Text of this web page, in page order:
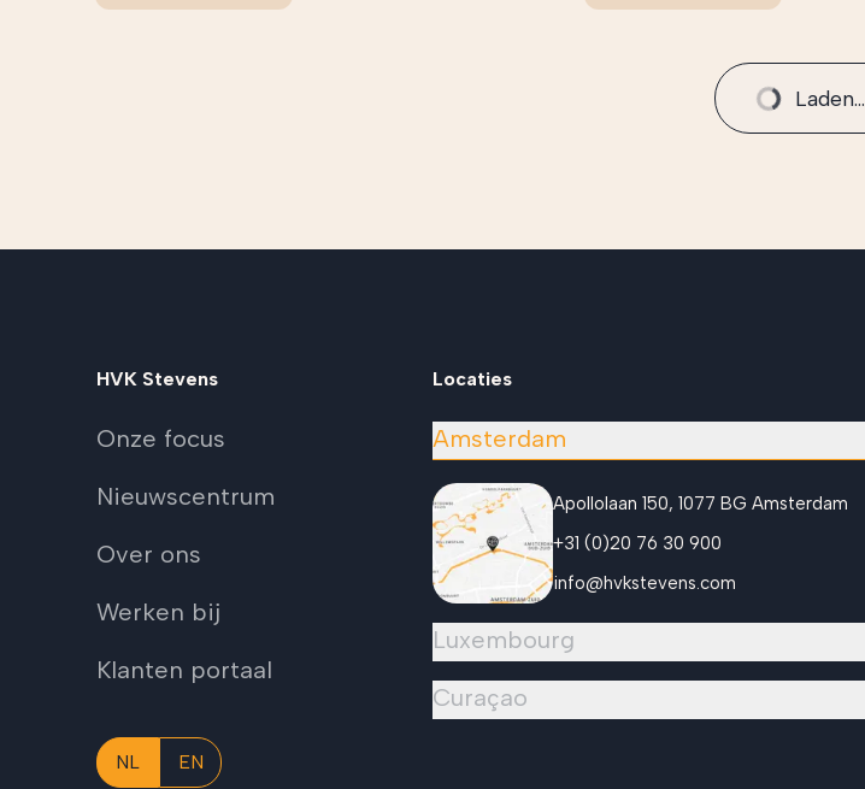
Laden...
HVK Stevens
Onze focus
Nieuwscentrum
Over ons
Werken bij
Klanten portaal
NL EN
Locaties
Amsterdam
Apollolaan 150, 1077 BG Amsterdam
+31 (0)20 76 30 900
info@hvkstevens.com
Luxembourg
Curaçao